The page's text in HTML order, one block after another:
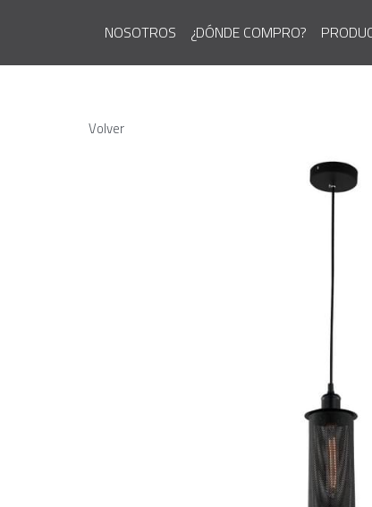
NOSOTROS ¿DÓNDE COMPRO?
Volver